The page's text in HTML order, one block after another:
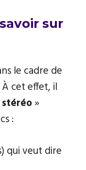
sur
le cadre de
cet effet, il
stéréo»
:
qui veut dire